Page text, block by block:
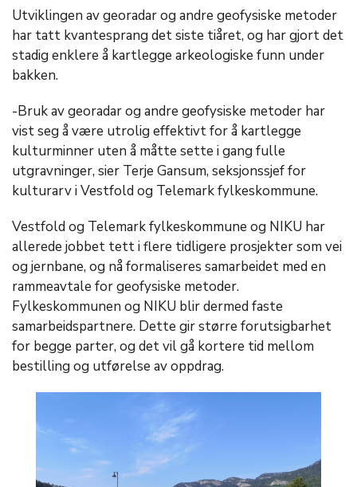
Utviklingen av georadar og andre geofysiske metoder
har tatt kvantesprang det siste tiåret, og har gjort det
stadig enklere å kartlegge arkeologiske funn under
bakken.
-Bruk av georadar og andre geofysiske metoder har
vist seg å være utrolig effektivt for å kartlegge
kulturminner uten å måtte sette i gang fulle
utgravninger, sier Terje Gansum, seksjonssjef for
kulturarv i Vestfold og Telemark fylkeskommune.
Vestfold og Telemark fylkeskommune og NIKU har
allerede jobbet tett i flere tidligere prosjekter som vei
og jernbane, og nå formaliseres samarbeidet med en
rammeavtale for geofysiske metoder.
Fylkeskommunen og NIKU blir dermed faste
samarbeidspartnere. Dette gir større forutsigbarhet
for begge parter, og det vil gå kortere tid mellom
bestilling og utførelse av oppdrag.